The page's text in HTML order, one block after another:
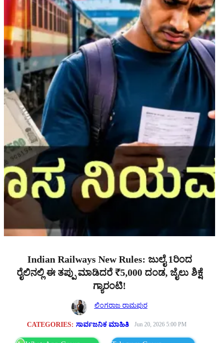
Indian Railways New Rules: ಜುಲೈ 1ರಿಂದ
ರೈಲಿನಲ್ಲಿ ಈ ತಪ್ಪು ಮಾಡಿದರೆ ₹5,000 ದಂಡ, ಜೈಲು ಶಿಕ್ಷೆ
ಗ್ಯಾರಂಟಿ!
ಲಿಂಗರಾಜ ರಾಮಪುರ
CATEGORIES:ಸಾರ್ವಜನಿಕ ಮಾಹಿತಿ Jun 20, 2026 5:00 PM